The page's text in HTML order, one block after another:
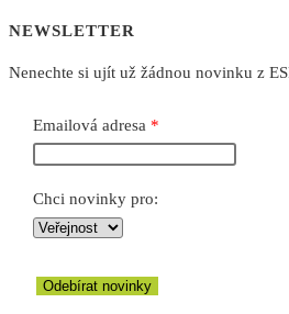
NEWSLETTER
Nenechte si ujít už žádnou novinku z
Emailová adresa
Chci novinky pro:
Odebírat novinky